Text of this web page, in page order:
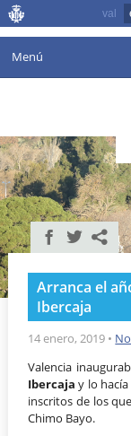
val
Menú
Agenda
Instalaciones
Comunicación
Valencia en deporte
Portal de
Reservas
Arranca el
Ibercaja
14 enero, 2019 •
Valencia
Ibercaja y lo
inscritos de los
Chimo Bayo.